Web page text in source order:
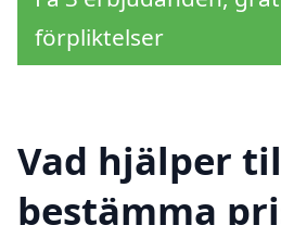
förpliktelser
Vad hjälper
bestämma